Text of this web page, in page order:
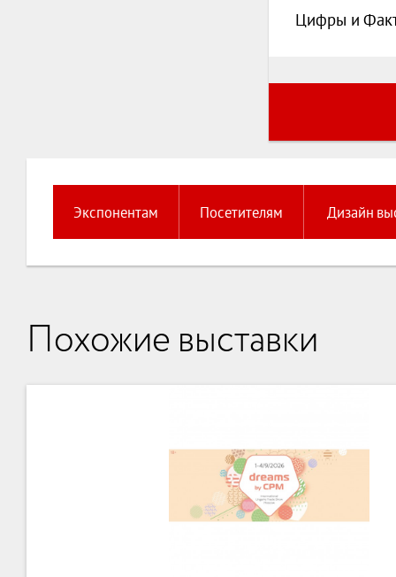
Цифры и
Экспонентам Посетителям Дизайн
Похожие выставки